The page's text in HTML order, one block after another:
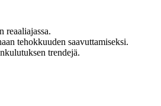
reaaliajassa.
tehokkuuden saavuttamiseksi.
trendejä.